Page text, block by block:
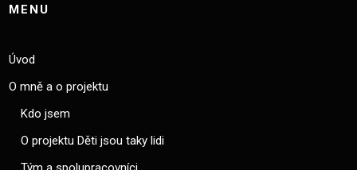
MENU
Úvod
O mně a o projektu
Kdo jsem
O projektu Děti jsou taky lidi